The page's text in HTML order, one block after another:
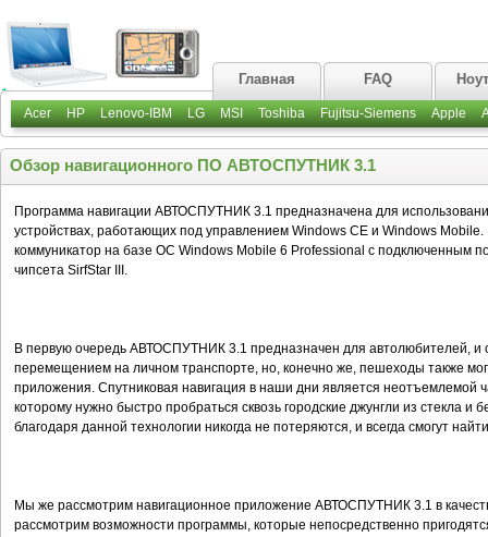
Главная FAQ
Acer HP Lenovo-IBM LG MSI Toshiba Fujitsu-Siemens Apple
Обзор навигационного ПО АВТОСПУТНИК 3.1
Программа навигации АВТОСПУТНИК 3.1 предназначена для
устройствах, работающих под управлением Windows CE и Windows
коммуникатор на базе ОС Windows Mobile 6 Professional с подключенным
чипсета SirfStar III.
В первую очередь АВТОСПУТНИК 3.1 предназначен для автолюбителей, и
перемещением на личном транспорте, но, конечно же, пешеходы также
приложения. Спутниковая навигация в наши дни является неотъемлемой
которому нужно быстро пробраться сквозь городские джунгли из стекла и
благодаря данной технологии никогда не потеряются, и всегда смогут
Мы же рассмотрим навигационное приложение АВТОСПУТНИК 3.1 в
рассмотрим возможности программы, которые непосредственно